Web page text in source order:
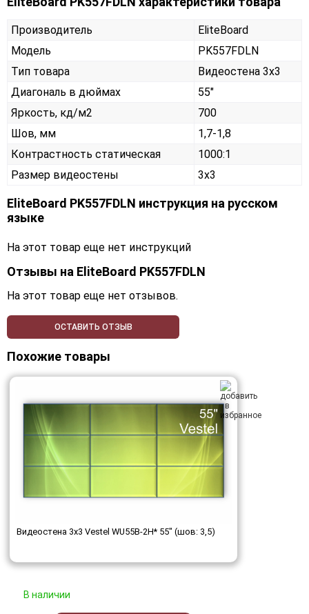
Производитель
EliteBoard
Модель
PK557FDLN
Тип товара
Видеостена 3х3
Диагональ в дюймах
55"
Яркость, кд/м2
700
Шов, мм
1,7-1,8
Контрастность статическая
1000:1
Размер видеостены
3x3
EliteBoard PK557FDLN инструкция на русском
языке
На этот товар еще нет инструкций
Отзывы на EliteBoard PK557FDLN
На этот товар еще нет отзывов.
ОСТАВИТЬ ОТЗЫВ
Похожие товары
Видеостена 3x3 Vestel WU55B-2H* 55" (шов: 3,5)
В наличии